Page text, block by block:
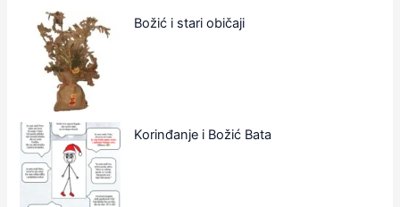
Božić i stari običaji
Korinđanje i Božić Bata